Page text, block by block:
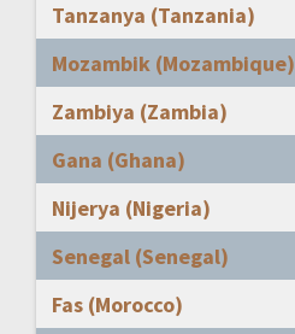
Tanzanya (Tanzania)
Mozambik (Mozambique)
Zambiya (Zambia)
Gana (Ghana)
Nijerya (Nigeria)
Senegal (Senegal)
Fas (Morocco)